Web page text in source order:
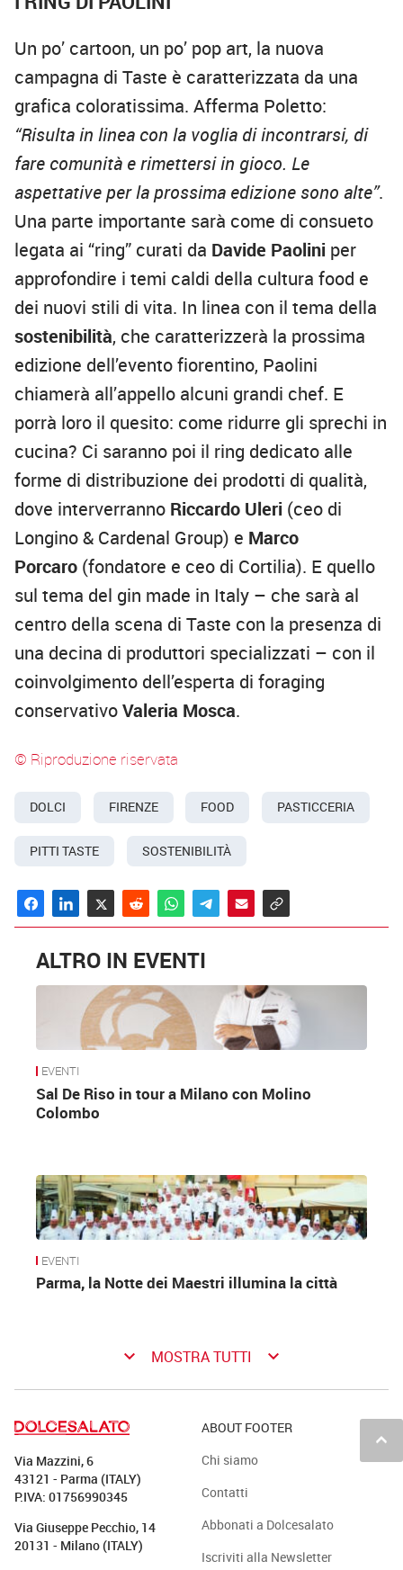
Un po’ cartoon, un po’ pop art, la nuova
campagna di Taste è caratterizzata da una
grafica coloratissima. Afferma Poletto:
“Risulta in linea con la voglia di incontrarsi, di
fare comunità e rimettersi in gioco. Le
aspettative per la prossima edizione sono alte”.
Una parte importante sarà come di consueto
legata ai “ring” curati da Davide Paolini per
approfondire i temi caldi della cultura food e
dei nuovi stili di vita. In linea con il tema della
sostenibilità, che caratterizzerà la prossima
edizione dell’evento fiorentino, Paolini
chiamerà all’appello alcuni grandi chef. E
porrà loro il quesito: come ridurre gli sprechi in
cucina? Ci saranno poi il ring dedicato alle
forme di distribuzione dei prodotti di qualità,
dove interverranno Riccardo Uleri (ceo di
Longino & Cardenal Group) e Marco
Porcaro (fondatore e ceo di Cortilia). E quello
sul tema del gin made in Italy – che sarà al
centro della scena di Taste con la presenza di
una decina di produttori specializzati – con il
coinvolgimento dell’esperta di foraging
conservativoValeria Mosca.
© Riproduzione riservata
DOLCI FIRENZE FOOD PASTICCERIA
PITTI TASTE SOSTENIBILITÀ
ALTRO IN EVENTI
EVENTI
Sal De Riso in tour a Milano con Molino
Colombo
EVENTI
Parma, la Notte dei Maestri illumina la città
keyboard_arrow_down MOSTRA TUTTI keyboard_arrow_down
keyboard_arrow_up
Via Mazzini, 6
43121 - Parma (ITALY)
P.IVA: 01756990345
Via Giuseppe Pecchio, 14
20131 - Milano (ITALY)
ABOUT FOOTER
Chi siamo
Contatti
Abbonati a Dolcesalato
Iscriviti alla Newsletter